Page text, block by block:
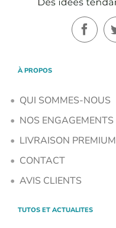
À PROPOS
QUI SOMMES-NOUS
NOS ENGAGEMENTS
LIVRAISON PREMIUM
CONTACT
AVIS CLIENTS
TUTOS ET ACTUALITES